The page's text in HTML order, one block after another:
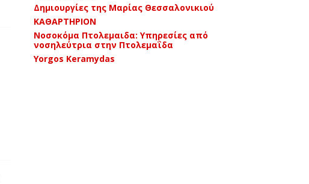
Δημιουργίες της Μαρίας Θεσσαλονικιού
ΚΑΘΑΡΤΗΡΙΟΝ
Νοσοκόμα Πτολεμαιδα: Υπηρεσίες από
νοσηλεύτρια στην Πτολεμαΐδα
Yorgos Keramydas